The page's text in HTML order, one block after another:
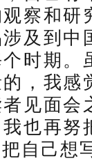
察和研
及到中
时期。
， 我感
见面会
也再努
自己想